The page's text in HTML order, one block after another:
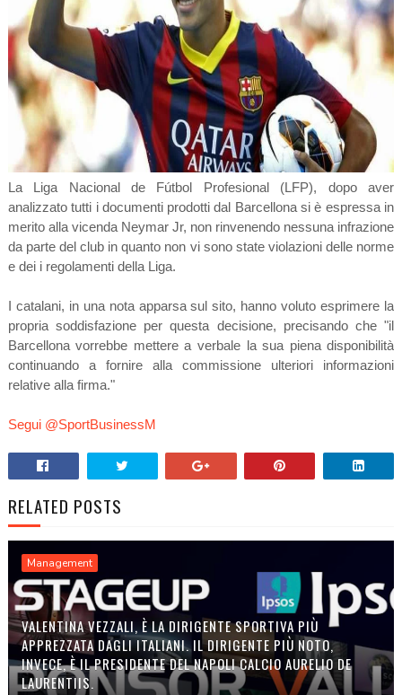
La Liga Nacional de Fútbol Profesional (LFP), dopo aver
analizzato tutti i documenti prodotti dal Barcellona si è espressa in
merito alla vicenda Neymar Jr, non rinvenendo nessuna infrazione
da parte del club in quanto non vi sono state violazioni delle norme
e dei i regolamenti della Liga.
I catalani, in una nota apparsa sul sito, hanno voluto esprimere la
propria soddisfazione per questa decisione, precisando che "il
Barcellona vorrebbe mettere a verbale la sua piena disponibilità
continuando a fornire alla commissione ulteriori informazioni
relative alla firma."
Segui @SportBusinessM
RELATED POSTS
Management
VALENTINA VEZZALI, È LA DIRIGENTE SPORTIVA PIÙ
APPREZZATA DAGLI ITALIANI. IL DIRIGENTE PIÙ NOTO,
INVECE, È IL PRESIDENTE DEL NAPOLI CALCIO AURELIO DE
LAURENTIIS.